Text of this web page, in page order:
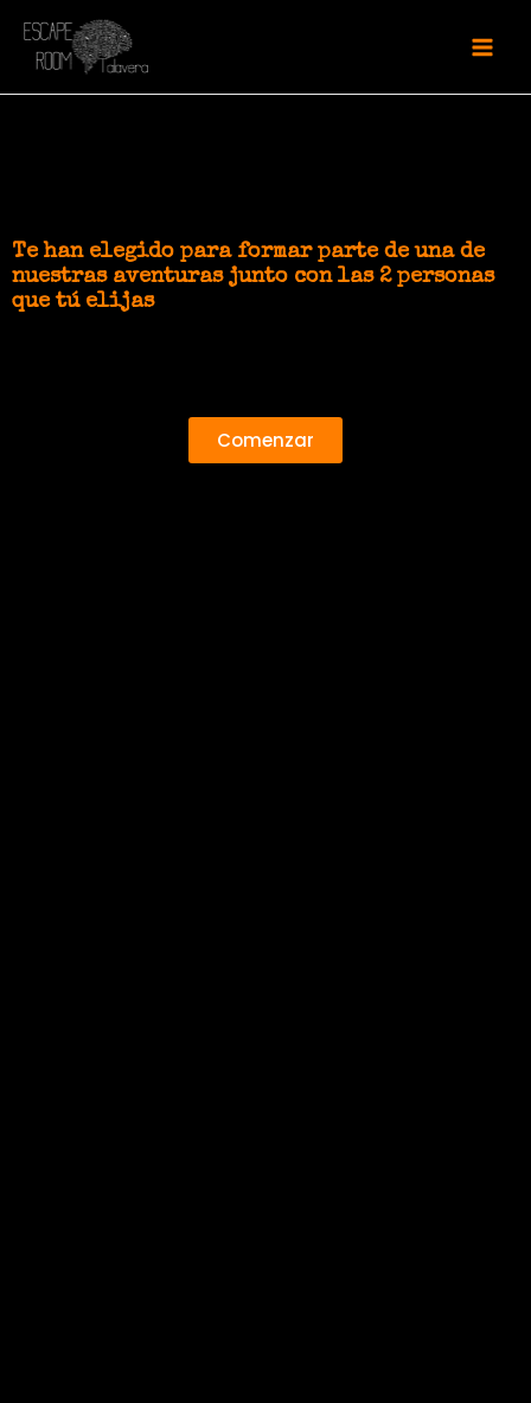
Te han elegido para formar parte de una de
nuestras aventuras junto con las 2 personas
que tú elijas
Comenzar